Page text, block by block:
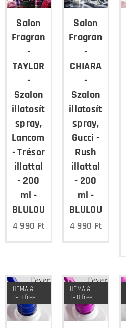
Salon
Fragrance
-
TAYLOR
-
Szalon
illatosító
spray,
Lancome
- Trésor
illattal
- 200
ml -
BLULOU
4 990 Ft
Salon
Fragrance
-
CHIARA
-
Szalon
illatosító
spray,
Gucci -
Rush
illattal
- 200
ml -
BLULOU
4 990 Ft
HEMA &
TPO free
HEMA &
TPO free